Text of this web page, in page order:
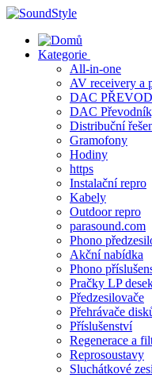
Skip
content
Kategorie
All-in-one
AV receivery a
DAC
DAC
Distribuční
Gramofony
Hodiny
https
Instalační repro
Kabely
Outdoor repro
parasound.com
Phono
Akční nabídka
Phono
Pračky LP
Předzesilovače
Přehrávače
Příslušenství
Regenerace a
Reprosoustavy
Sluchátkové